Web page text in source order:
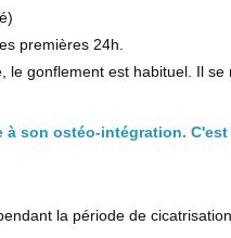
premières 24h.
le gonflement est habituel. Il se
son ostéo-intégration.
la période de cicatrisation.